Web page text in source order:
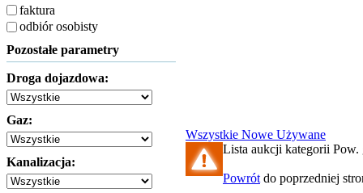
faktura
odbiór osobisty
Pozostałe parametry
Droga dojazdowa:
Gaz:
Kanalizacja:
Wszystkie Nowe Używane
Lista aukcji kategorii
Powrót do poprzedniej